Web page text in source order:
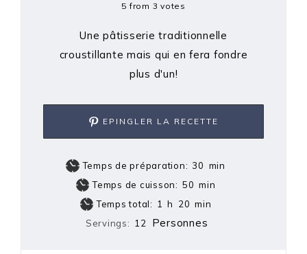
5 from 3 votes
Une pâtisserie traditionnelle
croustillante mais qui en fera fondre
plus d'un!
EPINGLER LA RECETTE
Temps de préparation: 30 min
Temps de cuisson: 50 min
Temps total:
1 h 20 min
Servings:
12 Personnes